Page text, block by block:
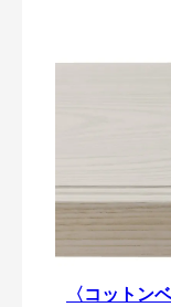
〈コットン